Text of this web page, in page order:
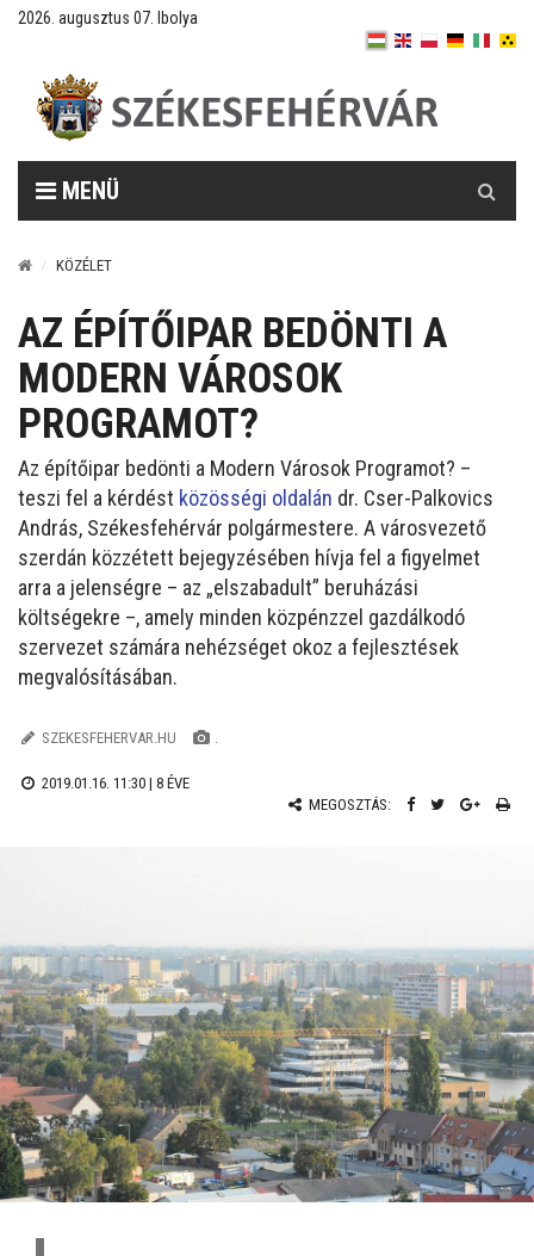
2026. augusztus 07. Ibolya
MENÜ
KÖZÉLET
AZ ÉPÍTŐIPAR BEDÖNTI A
MODERN VÁROSOK
PROGRAMOT?
Az építőipar bedönti a Modern Városok Programot? –
teszi fel a kérdést közösségi oldalán dr. Cser-Palkovics
András, Székesfehérvár polgármestere. A városvezető
szerdán közzétett bejegyzésében hívja fel a figyelmet
arra a jelenségre – az „elszabadult” beruházási
költségekre –, amely minden közpénzzel gazdálkodó
szervezet számára nehézséget okoz a fejlesztések
megvalósításában.
SZEKESFEHERVAR.HU .
2019.01.16. 11:30 | 8 ÉVE
MEGOSZTÁS: